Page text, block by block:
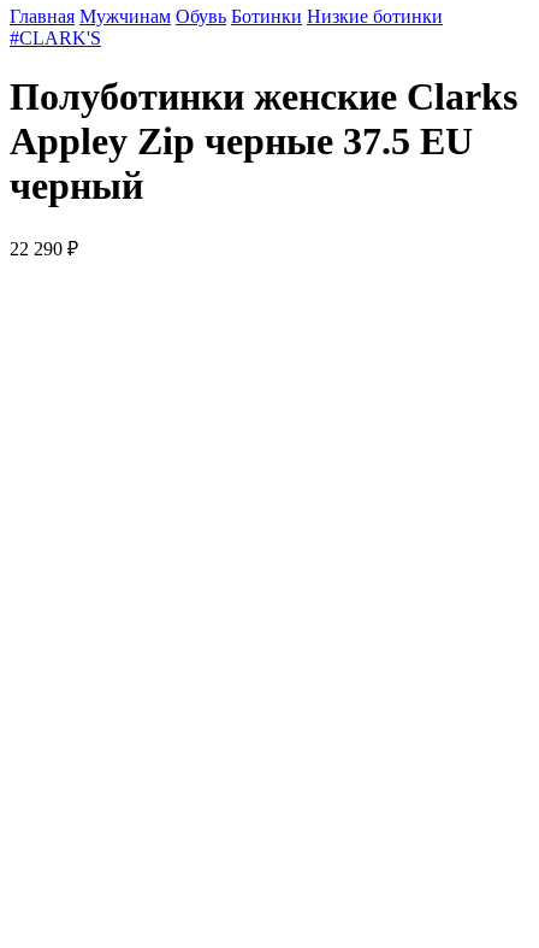
Главная Мужчинам Обувь Ботинки Низкие ботинки
#CLARK'S
Полуботинки женские Clarks
Appley Zip черные 37.5 EU
черный
22 290 ₽